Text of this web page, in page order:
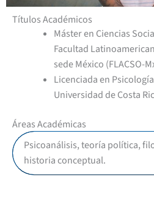
Títulos Académicos
Máster en Ciencias
Facultad
sede México (FLACSO-
Licenciada en
Universidad de Costa
Áreas Académicas
Psicoanálisis, teoría política,
historia conceptual.